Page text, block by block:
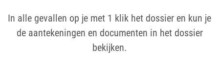
In alle gevallen op je met 1 klik het dossier en kun je
de aantekeningen en documenten in het dossier
bekijken.